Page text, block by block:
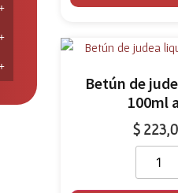
Betún de
100ml
$